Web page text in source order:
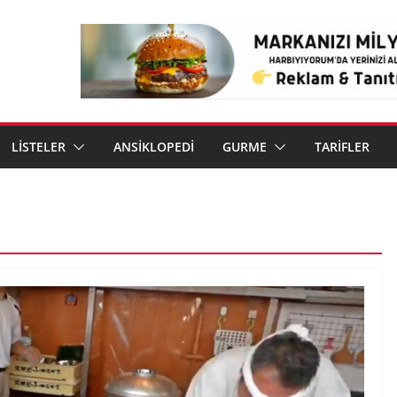
LİSTELER ANSİKLOPEDİ GURME TARİFLER